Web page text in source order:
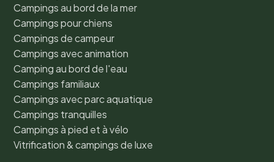
Campings au bord de la mer
Campings pour chiens
Campings de campeur
Campings avec animation
Camping au bord de l'eau
Campings familiaux
Campings avec parc aquatique
Campings tranquilles
Campings à pied et à vélo
Vitrification & campings de luxe